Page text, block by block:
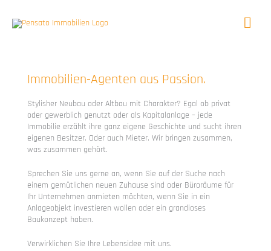
Inhalt
springen
Immobilien-Agenten aus Passion.
Stylisher Neubau oder Altbau mit Charakter? Egal ob privat
oder gewerblich genutzt oder als Kapitalanlage – jede
Immobilie erzählt ihre ganz eigene Geschichte und sucht ihren
eigenen Besitzer. Oder auch Mieter. Wir bringen zusammen,
was zusammen gehört.
Sprechen Sie uns gerne an, wenn Sie auf der Suche nach
einem gemütlichen neuen Zuhause sind oder Büroräume für
Ihr Unternehmen anmieten möchten, wenn Sie in ein
Anlageobjekt investieren wollen oder ein grandioses
Baukonzept haben.
Verwirklichen Sie Ihre Lebensidee mit uns.